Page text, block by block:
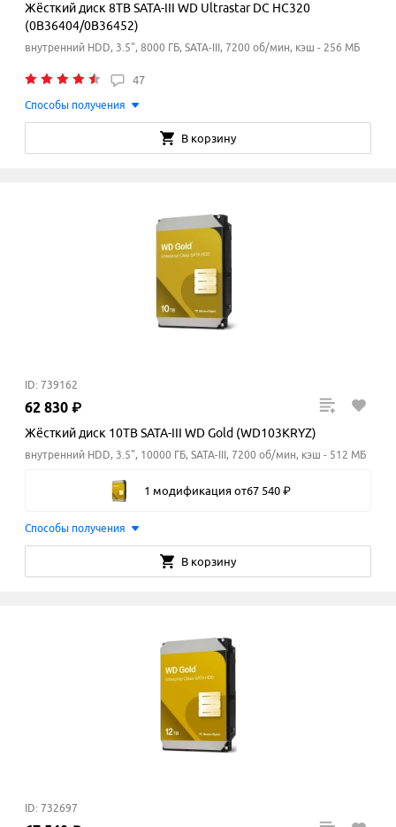
Жёсткий диск 8TB SATA-III WD Ultrastar DC HC320
(0B36404/0B36452)
внутренний HDD, 3.5", 8000 ГБ, SATA-III, 7200 об/мин, кэш - 256 МБ
47
Способы получения
В корзину
ID: 739162
62 830 ₽
Жёсткий диск 10TB SATA-III WD Gold (WD103KRYZ)
внутренний HDD, 3.5", 10000 ГБ, SATA-III, 7200 об/мин, кэш - 512 МБ
1 модификация от67 540 ₽
Способы получения
В корзину
ID: 732697